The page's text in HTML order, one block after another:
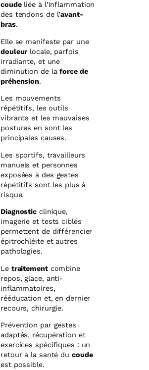
coudeliée à l’inflammation
des tendons de l’avant-
bras.
Elle se manifeste par une
douleur locale, parfois
irradiante, et une
diminution de laforce de
préhension.
Les mouvements
répétitifs, les outils
vibrants et les mauvaises
postures en sont les
principales causes.
Les sportifs, travailleurs
manuels et personnes
exposées à des gestes
répétitifs sont les plus à
risque.
Diagnostic clinique,
imagerie et tests ciblés
permettent de différencier
épitrochléite et autres
pathologies.
Le traitementcombine
repos, glace, anti-
inflammatoires,
rééducation et, en dernier
recours, chirurgie.
Prévention par gestes
adaptés, récupération et
exercices spécifiques : un
retour à la santé du coude
est possible.